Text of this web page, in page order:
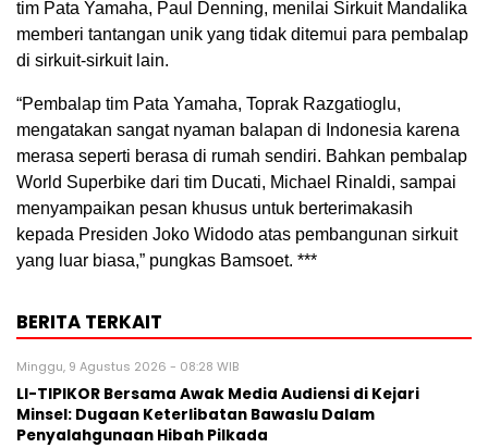
tim Pata Yamaha, Paul Denning, menilai Sirkuit Mandalika
memberi tantangan unik yang tidak ditemui para pembalap
di sirkuit-sirkuit lain.
“Pembalap tim Pata Yamaha, Toprak Razgatioglu,
mengatakan sangat nyaman balapan di Indonesia karena
merasa seperti berasa di rumah sendiri. Bahkan pembalap
World Superbike dari tim Ducati, Michael Rinaldi, sampai
menyampaikan pesan khusus untuk berterimakasih
kepada Presiden Joko Widodo atas pembangunan sirkuit
yang luar biasa,” pungkas Bamsoet. ***
BERITA TERKAIT
Minggu, 9 Agustus 2026 - 08:28 WIB
LI-TIPIKOR Bersama Awak Media Audiensi di Kejari
Minsel: Dugaan Keterlibatan Bawaslu Dalam
Penyalahgunaan Hibah Pilkada